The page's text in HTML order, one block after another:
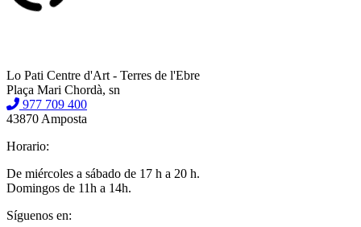
Lo Pati Centre d'Art - Terres de l'Ebre
Plaça Mari Chordà, sn
977 709 400
43870 Amposta
Horario:
De miércoles a sábado de 17 h a 20 h.
Domingos de 11h a 14h.
Síguenos en: